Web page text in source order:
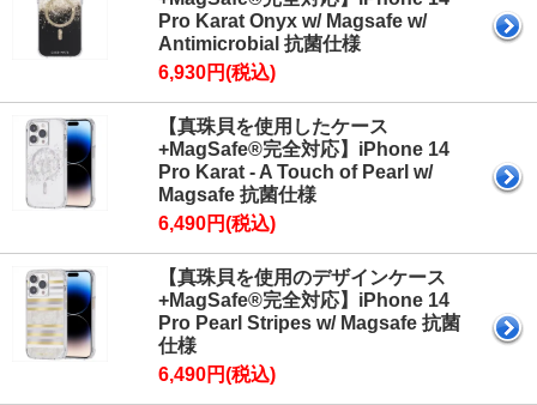
Pro Karat Onyx w/ Magsafe w/
Antimicrobial 抗菌仕様
6,930円(税込)
【真珠貝を使用したケース
+MagSafe®完全対応】iPhone 14
Pro Karat - A Touch of Pearl w/
Magsafe 抗菌仕様
6,490円(税込)
【真珠貝を使用のデザインケース
+MagSafe®完全対応】iPhone 14
Pro Pearl Stripes w/ Magsafe 抗菌
仕様
6,490円(税込)